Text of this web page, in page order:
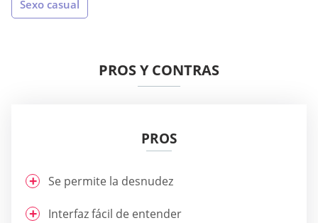
Sexo casual
PROS Y CONTRAS
PROS
Se permite la desnudez
Interfaz fácil de entender